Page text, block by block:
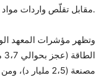
مقابل تقلّص واردات مواد الطاقة، بنسبة 14,2 بالمائة.
وتظهر مؤشرات المعهد